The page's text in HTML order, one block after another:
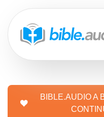
BIBLE.AUDIO A